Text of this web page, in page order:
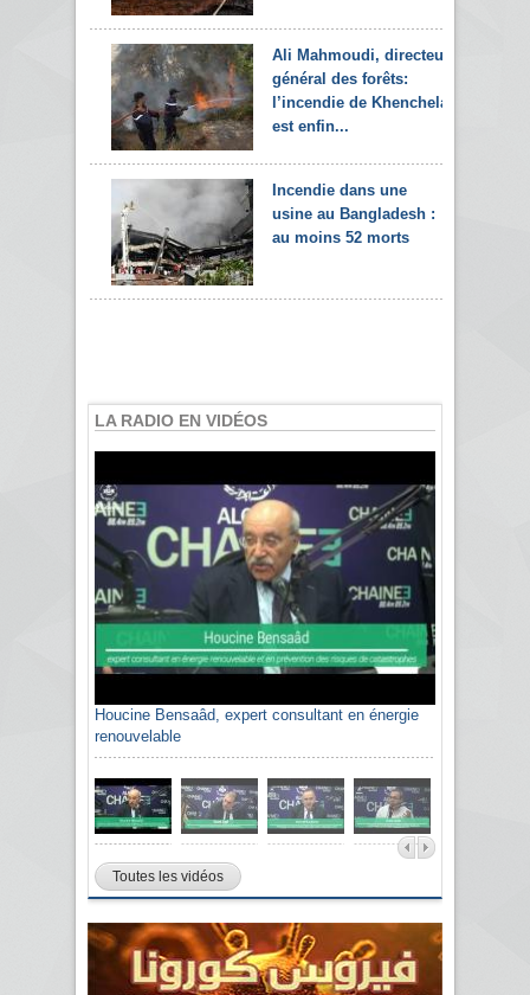
Ali Mahmoudi, directeur
général des forêts:
l’incendie de Khenchela
est enfin...
Incendie dans une
usine au Bangladesh :
au moins 52 morts
LA RADIO EN VIDÉOS
Houcine Bensaâd, expert consultant en énergie
renouvelable
Toutes les vidéos